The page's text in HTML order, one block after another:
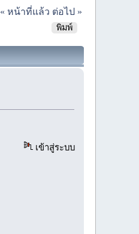
« หน้าที่แล้ว ต่อไป »
พิมพ์
เข้าสู่ระบบ